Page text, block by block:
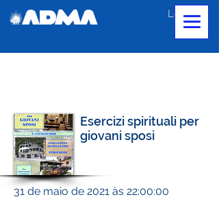
Login
Esercizi spirituali per
giovani sposi
31 de maio de 2021 às 22:00:00